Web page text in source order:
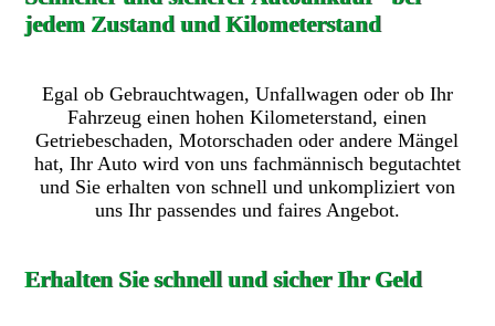
jedem Zustand und Kilometerstand
Egal ob Gebrauchtwagen, Unfallwagen oder ob Ihr
Fahrzeug einen hohen Kilometerstand, einen
Getriebeschaden, Motorschaden oder andere Mängel
hat, Ihr Auto wird von uns fachmännisch begutachtet
und Sie erhalten von schnell und unkompliziert von
uns Ihr passendes und faires Angebot.
Erhalten Sie schnell und sicher Ihr Geld